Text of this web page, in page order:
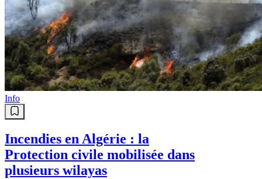
Info
Incendies en Algérie : la
Protection civile mobilisée dans
plusieurs wilayas